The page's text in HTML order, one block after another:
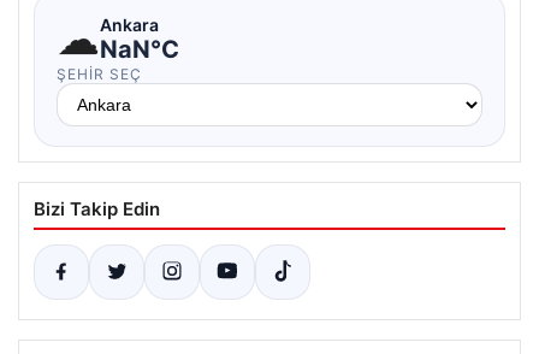
☁Ankara
NaN°C
ŞEHIR SEÇ
Bizi Takip Edin